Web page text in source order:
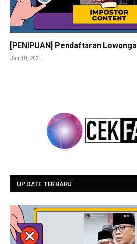
[PENIPUAN] Pendaftaran
Jan 10, 2021
UPDATE TERBARU